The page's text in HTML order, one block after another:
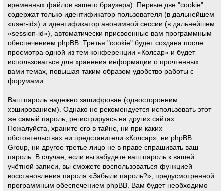
временных файлов вашего браузера). Первые две "cookie"
содержат только идентификатор пользователя (в дальнейшем
«user-id») и идентификатор анонимной сессии (в дальнейшем
«session-id»), автоматически присвоенные вам программным
обеспечением phpBB. Третья "cookie" будет создана после
просмотра одной из тем конференции «Колсар» и будет
использоваться для хранения информации о прочтенных
вами темах, повышая таким образом удобство работы с
форумами.
Ваш пароль надежно зашифрован (односторонним
хэшированием). Однако не рекомендуется использовать этот
же самый пароль, регистрируясь на других сайтах.
Пожалуйста, храните его в тайне, ни при каких
обстоятельствах ни представители «Колсар», ни phpBB
Group, ни другое третье лицо не в праве спрашивать ваш
пароль. В случае, если вы забудете ваш пароль к вашей
учётной записи, вы сможете воспользоваться функцией
восстановления пароля «Забыли пароль?», предусмотренной
программным обеспечением phpBB. Вам будет необходимо